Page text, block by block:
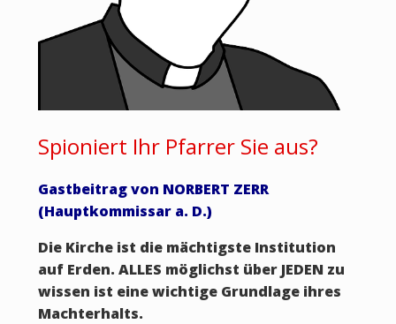
Spioniert Ihr Pfarrer Sie aus?
Gastbeitrag von NORBERT ZERR
(Hauptkommissar a. D.)
Die Kirche ist die mächtigste Institution
auf Erden. ALLES möglichst über JEDEN zu
wissen ist eine wichtige Grundlage ihres
Machterhalts.